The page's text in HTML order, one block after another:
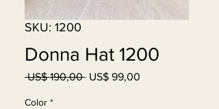
SKU: 1200
Donna Hat 1200
US$ 190,00 Preço
US$ 99,00
Color *